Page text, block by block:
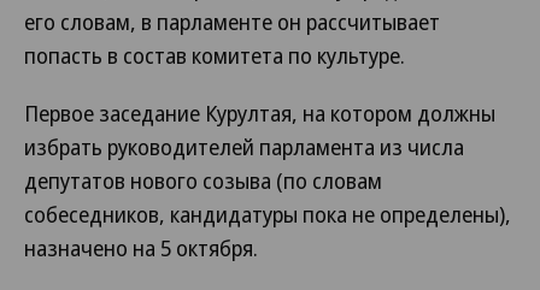
его словам, в парламенте он рассчитывает
попасть в состав комитета по культуре.
Первое заседание Курултая, на котором должны
избрать руководителей парламента из числа
депутатов нового созыва (по словам
собеседников, кандидатуры пока не определены),
назначено на 5 октября.